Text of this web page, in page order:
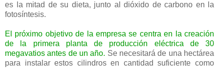
es la mitad de su dieta, junto al dióxido de carbono en la
fotosíntesis.
El próximo objetivo de la empresa se centra en la creación
de la primera planta de producción eléctrica de 30
megavatios antes de un año. Se necesitará de una hectárea
para instalar estos cilindros en cantidad suficiente como